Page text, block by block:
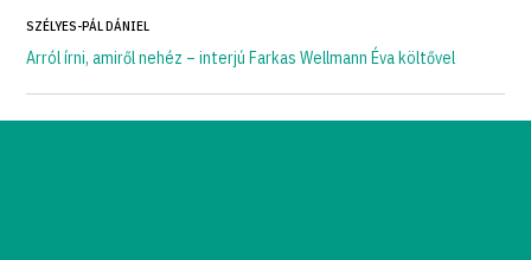
SZÉLYES-PÁL DÁNIEL
Arról írni, amiről nehéz – interjú Farkas Wellmann Éva költővel